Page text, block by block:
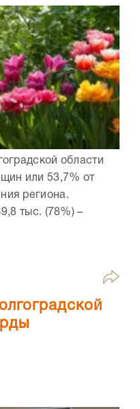
области
или 53,7% от
региона.
тыс. (78%) –